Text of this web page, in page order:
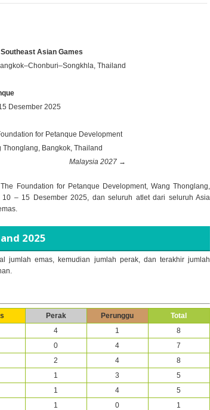
Asian Games
Thailand
Desember 2025
for Petanque Development
Thonglang, Bangkok, Thailand
Malaysia 2027→
The Foundation for Petanque Development, Wang Thonglang,
10 – 15 Desember 2025, dan seluruh atlet dari seluruh Asia
2025
jumlah emas, kemudian jumlah perak, dan terakhir jumlah
Perak Perunggu
Total
4 1
8
0 4
7
2 4
8
1 3
5
1 4
5
1 0
1